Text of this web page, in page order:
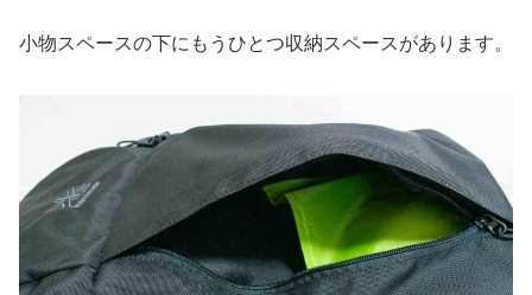
小物スペースの下にもうひとつ収納スペースがあります。